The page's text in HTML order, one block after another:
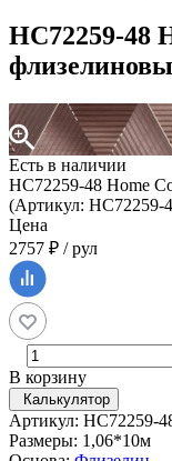
HC72259-48
Есть в наличии
HC72259-48 Home
(Артикул: HC72259-
Цена
2757 ₽ / рул
В корзину
Калькулятор
Артикул: HC72259-
Размеры: 1,06*10м